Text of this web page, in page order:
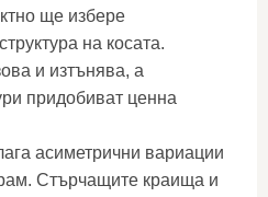
ще избере
на косата.
и изтънява, а
придобиват ценна
асиметрични вариации
Стърчащите краища и